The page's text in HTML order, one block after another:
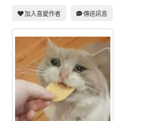
同人周邊
同人數位作品
活動&消息
同人誌活動
最新消息
同人相關店家
加入喜愛作者 傳送訊息